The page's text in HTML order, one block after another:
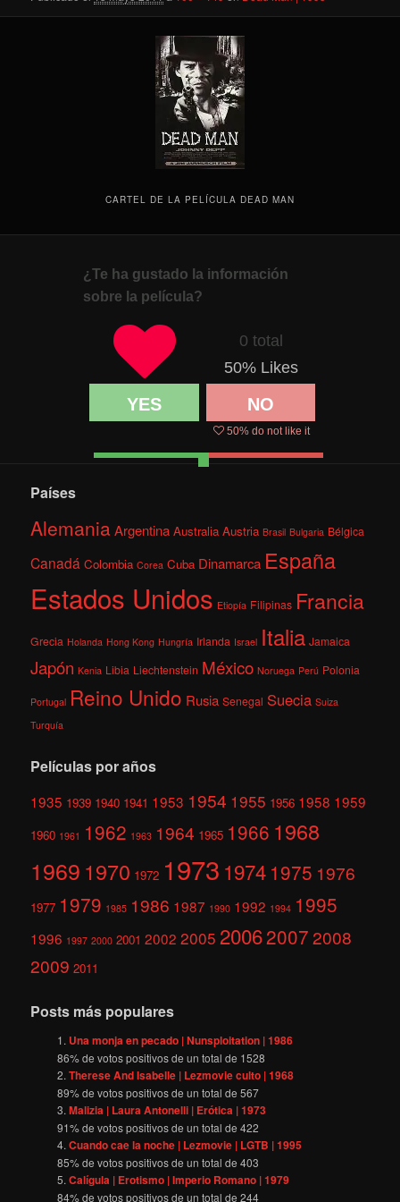
CARTEL DE LA PELÍCULA DEAD MAN
¿Te ha gustado la información
sobre la película?
0 total
50% Likes
YES NO
50% do not like it
Países
AlemaniaArgentina Australia Austria Brasil Bulgaria Bélgica
Canadá Colombia Corea Cuba Dinamarca España
Estados Unidos Etiopía Filipinas Francia
Grecia Holanda Hong Kong Hungría Irlanda Israel Italia Jamaica
Japón Kenia Libia Liechtenstein México Noruega Perú Polonia
Portugal Reino Unido Rusia Senegal Suecia Suiza
Turquía
Películas por años
1935 1939 1940 1941 1953 1954 1955 1956 1958 1959
1960 1961 1962 1963 1964 1965 1966 1968
1969 1970 1972 1973 1974 1975 1976
1977 1979 1985 1986 1987 1990 1992 1994 1995
1996 1997 2000 2001 2002 2005 200620072008
2009 2011
Posts más populares
Una monja en pecado | Nunsploitation | 1986
86% de votos positivos de un total de 1528
Therese And Isabelle | Lezmovie culto | 1968
89% de votos positivos de un total de567
Malizia | Laura Antonelli | Erótica | 1973
91% de votos positivos de un total de422
Cuando cae la noche | Lezmovie | LGTB | 1995
85% de votos positivos de un total de403
Calígula | Erotismo | Imperio Romano | 1979
84% de votos positivos de un total de244